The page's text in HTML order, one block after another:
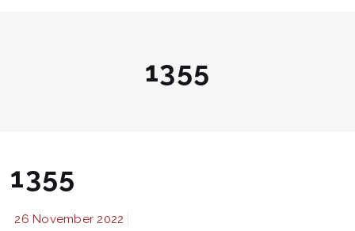
1355
1355
26 November 2022